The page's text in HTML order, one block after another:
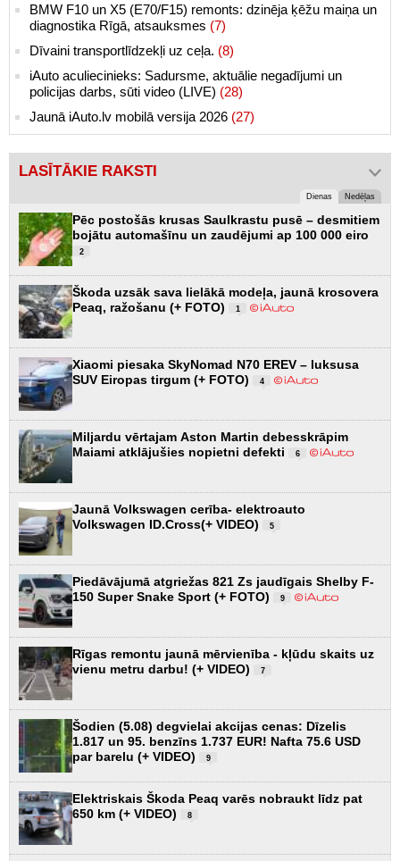
BMW F10 un X5 (E70/F15) remonts: dzinēja ķēžu maiņa un
diagnostika Rīgā, atsauksmes (7)
Dīvaini transportlīdzekļi uz ceļa. (8)
iAuto aculiecinieks: Sadursme, aktuālie negadījumi un
policijas darbs, sūti video (LIVE) (28)
Jaunā iAuto.lv mobilā versija 2026 (27)
LASĪTĀKIE RAKSTI
Dienas Nedēļas
Pēc postošās krusas Saulkrastu pusē – desmitiem
bojātu automašīnu un zaudējumi ap 100 000 eiro
2
Škoda uzsāk sava lielākā modeļa, jaunā krosovera
Peaq, ražošanu (+ FOTO)
1
Xiaomi piesaka SkyNomad N70 EREV – luksusa
SUV Eiropas tirgum (+ FOTO)
4
Miljardu vērtajam Aston Martin debesskrāpim
Maiami atklājušies nopietni defekti
6
Jaunā Volkswagen cerība- elektroauto
Volkswagen ID.Cross(+ VIDEO)
5
Piedāvājumā atgriežas 821 Zs jaudīgais Shelby F-
150 Super Snake Sport (+ FOTO)
9
Rīgas remontu jaunā mērvienība - kļūdu skaits uz
vienu metru darbu! (+ VIDEO)
7
Šodien (5.08) degvielai akcijas cenas: Dīzelis
1.817 un 95. benzīns 1.737 EUR! Nafta 75.6 USD
par barelu (+ VIDEO)
9
Elektriskais Škoda Peaq varēs nobraukt līdz pat
650 km (+ VIDEO)
8